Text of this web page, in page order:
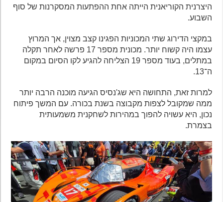
היצרנית הקוריאנית הייתה אחת ההפתעות המסקרנות של סוף
השבוע.
במקצי הדירוג שתי המכוניות הפגינו קצב מצוין, אך המרוץ
עצמו היה קשוח יותר. מכונית מספר 17 פרשה לאחר תקלה
במתלים, בעוד מספר 19 הצליחה להגיע לקו הסיום במקום
למרות זאת, התחושה היא שג'נסיס הגיעה מוכנה הרבה יותר
ממה שמקובל לצפות מקבוצה בשנת בכורה. עם המשך פיתוח
נכון, היא עשויה להפוך במהירות לשחקנית משמעותית
בצמרת.